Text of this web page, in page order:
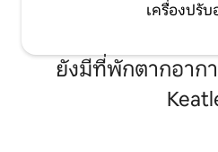
เครื่องปรับ
ยังมีที่พักตากอาก